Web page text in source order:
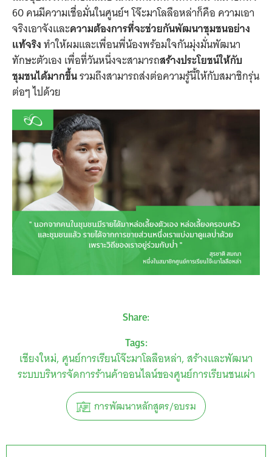
60 คนมีความเชื่อมั่นในศูนย์ฯ โจ๊ะมาโลลือหล่าก็คือ ความเอา
จริงเอาจังและความต้องการที่จะช่วยกันพัฒนาชุมชนอย่าง
แท้จริงทำให้ผมและเพื่อนพี่น้องพร้อมใจกันมุ่งมั่นพัฒนา
ทักษะตัวเอง เพื่อที่วันหนึ่งจะสามารถสร้างประโยชน์ให้กับ
ชุมชนได้มากขึ้นรวมถึงสามารถส่งต่อความรู้นี้ให้กับสมาชิกรุ่น
ต่อๆ ไปด้วย
Share:
Tags:
เชียงใหม่ ศูนย์การเรียนโจ๊ะมาโลลือหล่า สร้างและพัฒนา
ระบบบริหารจัดการร้านค้าออนไลน์ของศูนย์การเรียนชนเผ่า
การพัฒนาหลักสูตร/อบรม